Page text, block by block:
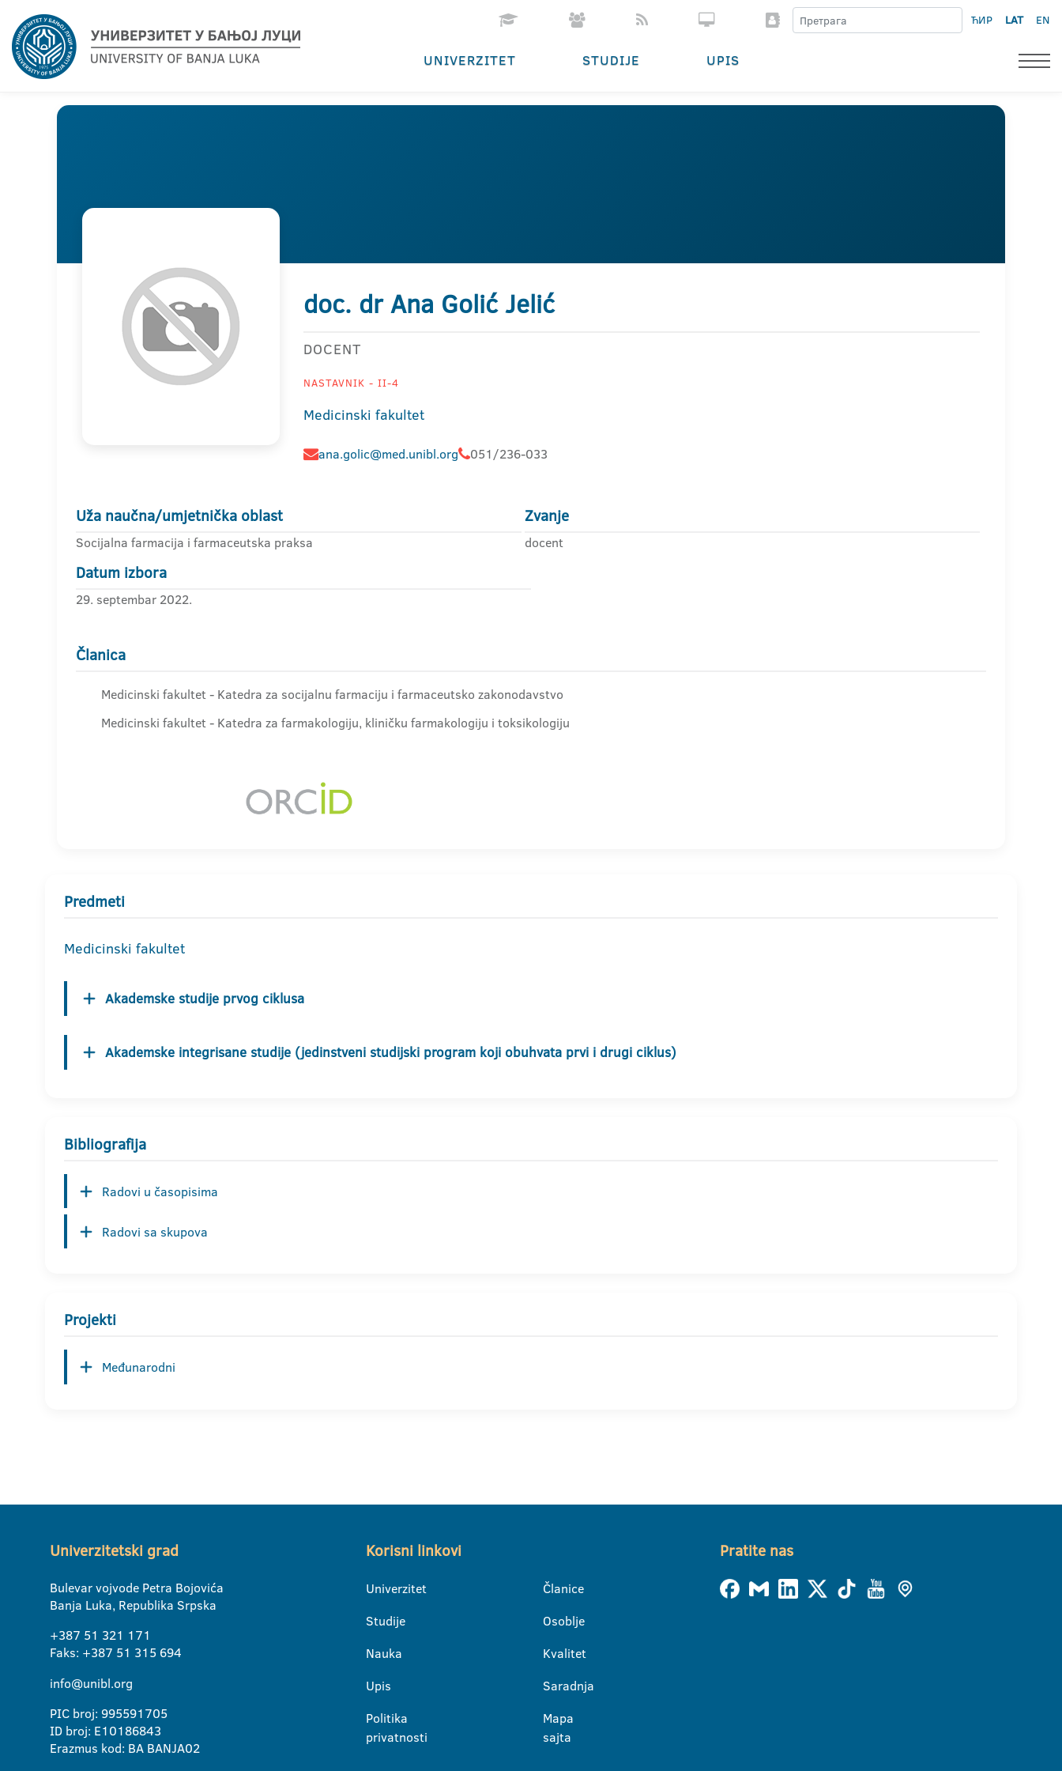
ЋИР LAT EN
UNIVERZITET STUDIJE UPIS
doc. dr Ana Golić Jelić
DOCENT
NASTAVNIK - II-4
Medicinski fakultet
ana.golic@med.unibl.org 051/236-033
Uža naučna/umjetnička oblast
Socijalna farmacija i farmaceutska praksa
Zvanje
docent
Datum izbora
29. septembar 2022.
Članica
Medicinski fakultet - Katedra za socijalnu farmaciju i farmaceutsko zakonodavstvo
Medicinski fakultet - Katedra za farmakologiju, kliničku farmakologiju i toksikologiju
Predmeti
Medicinski fakultet
Akademske studije prvog ciklusa
Akademske integrisane studije (jedinstveni studijski program koji obuhvata prvi i drugi ciklus)
Bibliografija
Radovi u časopisima
Radovi sa skupova
Projekti
Međunarodni
Univerzitetski grad
Bulevar vojvode Petra Bojovića
Banja Luka, Republika Srpska
+387 51 321 171
Faks: +387 51 315 694
info@unibl.org
PIC broj: 995591705
ID broj: E10186843
Erazmus kod: BA BANJA02
Korisni linkovi
Univerzitet
Studije
Nauka
Upis
Politika
privatnosti
Članice
Osoblje
Kvalitet
Saradnja
Mapa
sajta
Pratite nas